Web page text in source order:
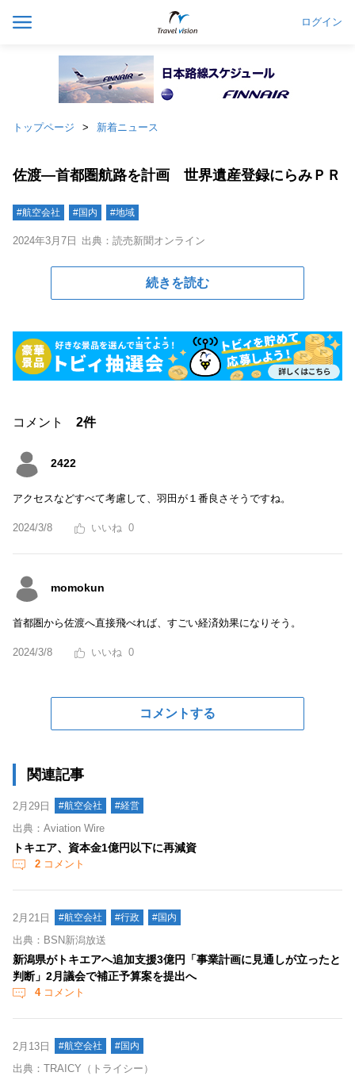
ログイン
トップページ 新着ニュース
佐渡―首都圏航路を計画 世界遺産登録にらみＰＲ
#航空会社 #国内 #地域
2024年3月7日 出典：読売新聞オンライン
続きを読む
コメント 2件
2422
アクセスなどすべて考慮して、羽田が１番良さそうですね。
2024/3/8 0
momokun
首都圏から佐渡へ直接飛べれば、すごい経済効果になりそう。
2024/3/8 0
コメントする
関連記事
2月29日 #航空会社 #経営
出典：Aviation Wire
トキエア、資本金1億円以下に再減資
2 コメント
2月21日 #航空会社 #行政 #国内
出典：BSN新潟放送
新潟県がトキエアへ追加支援3億円「事業計画に見通しが立ったと
判断」2月議会で補正予算案を提出へ
4コメント
2月13日 #航空会社 #国内
出典：TRAICY（トライシー）